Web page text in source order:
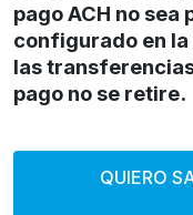
pago ACH no sea
configurado en
las
pago no se retire.
QUIERO